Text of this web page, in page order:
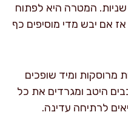
גרם מלח. מערבבים עוד 30 שניות. המטרה היא לפתוח
אם יבש מדי מוסיפים כף
מרוסקות ומיד שופכים
היטב ומגרדים את כל
לרתיחה עדינה.